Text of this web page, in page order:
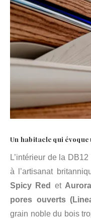
Un habitacle qui évoque
L’intérieur de la
à l’artisanat
Spicy Red
et
pores ouverts
grain noble du bois